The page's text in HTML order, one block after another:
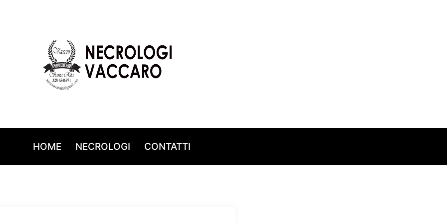
HOME NECROLOGI CONTATTI